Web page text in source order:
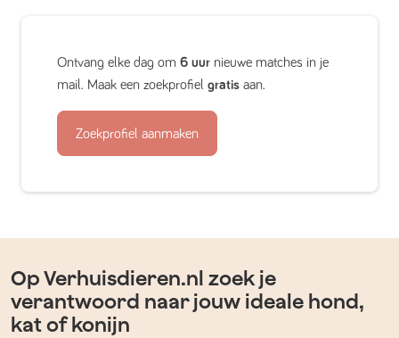
Ontvang elke dag om 6 uur nieuwe matches in je
mail. Maak een zoekprofiel gratis aan.
Zoekprofiel aanmaken
Op Verhuisdieren.nl zoek je
verantwoord naar jouw ideale hond,
kat of konijn